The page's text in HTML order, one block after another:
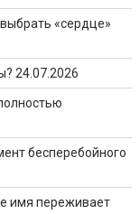
«сердце»
24.07.2026
бесперебойного
имя переживает